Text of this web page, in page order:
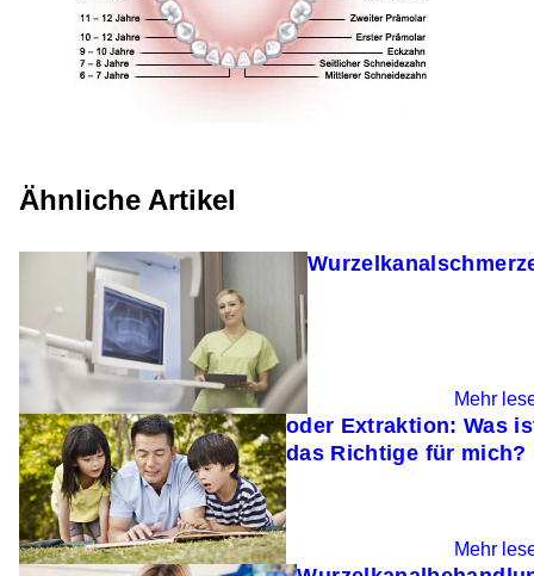
Ähnliche Artikel
Mehr
oder Extraktion: Was
das Richtige für mich?
Mehr